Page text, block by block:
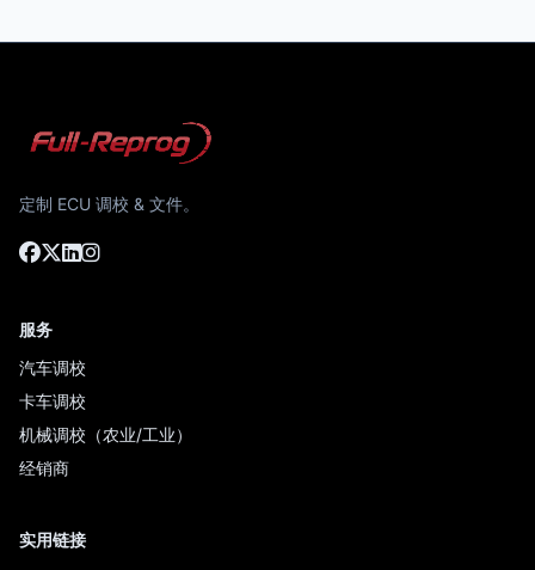
定制 ECU 调校 & 文件。
服务
汽车调校
卡车调校
机械调校（农业/工业）
经销商
实用链接